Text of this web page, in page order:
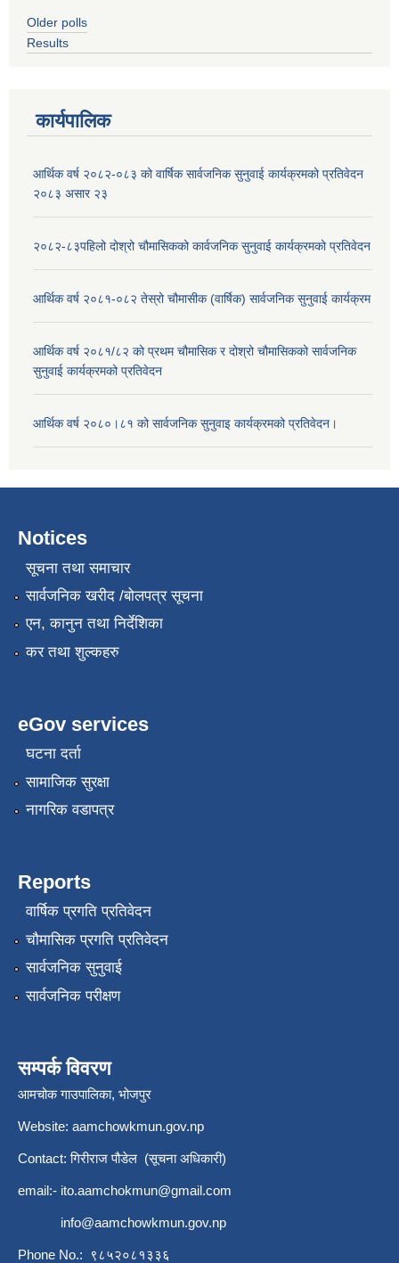
Older polls
Results
कार्यपालिक
आर्थिक वर्ष २०८२-०८३ को वार्षिक सार्वजनिक सुनुवाई कार्यक्रमको प्रतिवेदन
२०८३ असार २३
२०८२-८३पहिलो दोश्रो चौमासिकको कार्वजनिक सुनुवाई कार्यक्रमको प्रतिवेदन
आर्थिक वर्ष २०८१-०८२ तेस्रो चौमासीक (वार्षिक) सार्वजनिक सुनुवाई कार्यक्रम
आर्थिक वर्ष २०८१/८२ को प्रथम चौमासिक र दोश्रो चौमासिकको सार्वजनिक
सुनुवाई कार्यक्रमको प्रतिवेदन
आर्थिक वर्ष २०८०।८१ को सार्वजनिक सुनुवाइ कार्यक्रमको प्रतिवेदन।
Notices
सूचना तथा समाचार
सार्वजनिक खरीद /बोलपत्र सूचना
एन, कानुन तथा निर्देशिका
कर तथा शुल्कहरु
eGov services
घटना दर्ता
सामाजिक सुरक्षा
नागरिक वडापत्र
Reports
वार्षिक प्रगति प्रतिवेदन
चौमासिक प्रगति प्रतिवेदन
सार्वजनिक सुनुवाई
सार्वजनिक परीक्षण
सम्पर्क विवरण
आमचोक गाउपालिका, भोजपुर
Website: aamchowkmun.gov.np
Contact: गिरीराज पौडेल (सूचना अधिकारी)
email:- ito.aamchokmun@gmail.com
info@aamchowkmun.gov.np
Phone No.: ९८५२०८१३३६